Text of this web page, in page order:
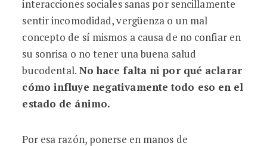
interacciones sociales sanas por sencillamente
sentir incomodidad, vergüenza o un mal
concepto de sí mismos a causa de no confiar en
su sonrisa o no tener una buena salud
bucodental. No hace falta ni por qué aclarar
cómo influye negativamente todo eso en el
estado de ánimo.
Por esa razón, ponerse en manos de